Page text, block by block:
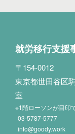
就労移行支援
〒154-0012
東京都世田谷区
室
※1階ローソンが目印で
03-5787-5777
info@goody.work